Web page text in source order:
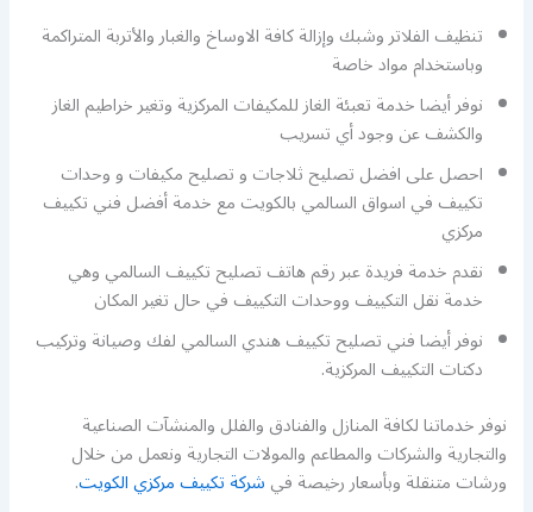
تنظيف الفلاتر وشبك وإزالة كافة الاوساخ والغبار والأتربة المتراكمة
وباستخدام مواد خاصة
نوفر أيضا خدمة تعبئة الغاز للمكيفات المركزية وتغير خراطيم الغاز
والكشف عن وجود أي تسريب
احصل على افضل تصليح ثلاجات و تصليح مكيفات و وحدات
تكييف في اسواق السالمي بالكويت مع خدمة أفضل فني تكييف
مركزي
نقدم خدمة فريدة عبر رقم هاتف تصليح تكييف السالمي وهي
خدمة نقل التكييف ووحدات التكييف في حال تغير المكان
نوفر أيضا فني تصليح تكييف هندي السالمي لفك وصيانة وتركيب
دكتات التكييف المركزية.
نوفر خدماتنا لكافة المنازل والفنادق والفلل والمنشآت الصناعية
والتجارية والشركات والمطاعم والمولات التجارية ونعمل من خلال
ورشات متنقلة وبأسعار رخيصة فيشركة تكييف مركزي الكويت.